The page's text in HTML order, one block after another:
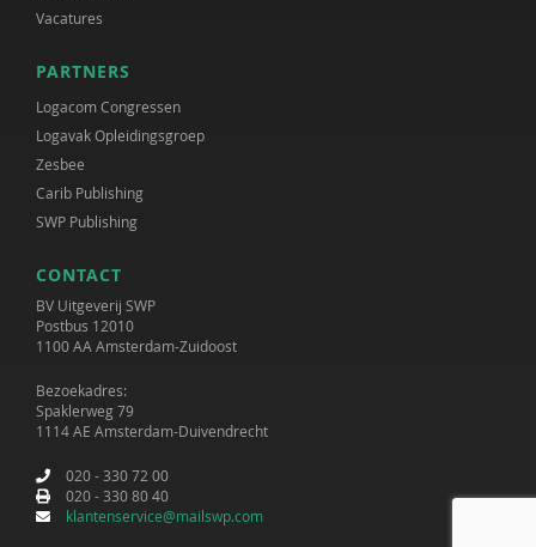
Vacatures
PARTNERS
Logacom Congressen
Logavak Opleidingsgroep
Zesbee
Carib Publishing
SWP Publishing
CONTACT
BV Uitgeverij SWP
Postbus 12010
1100 AA Amsterdam-Zuidoost
Bezoekadres:
Spaklerweg 79
1114 AE Amsterdam-Duivendrecht
020 - 330 72 00
020 - 330 80 40
klantenservice@mailswp.com